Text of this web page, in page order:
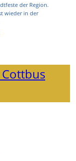
der Region.
wieder in der